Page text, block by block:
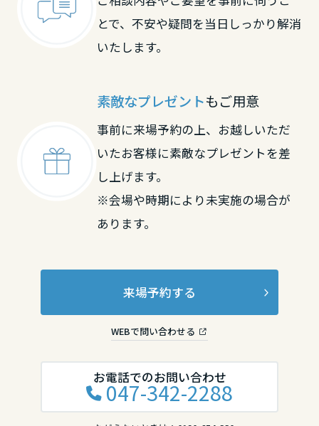
とで、不安や疑問を当日しっかり解消
いたします。
素敵なプレゼントもご用意
事前に来場予約の上、お越しいただ
いたお客様に素敵なプレゼントを差
し上げます。
※会場や時期により未実施の場合が
あります。
来場予約する
WEBで問い合わせる
お電話でのお問い合わせ
047-342-2288